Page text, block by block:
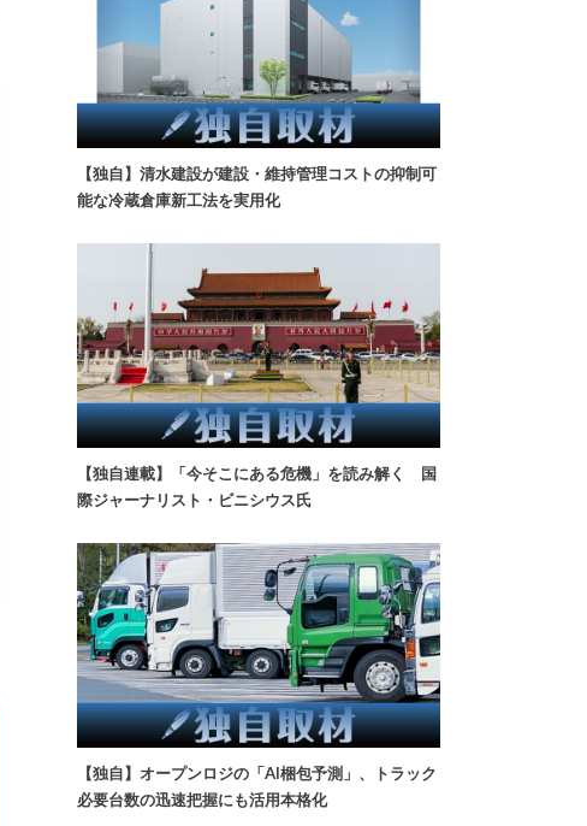
【独自】清水建設が建設・維持管理コストの抑制可
能な冷蔵倉庫新工法を実用化
【独自連載】「今そこにある危機」を読み解く 国
際ジャーナリスト・ビニシウス氏
【独自】オープンロジの「AI梱包予測」、トラック
必要台数の迅速把握にも活用本格化